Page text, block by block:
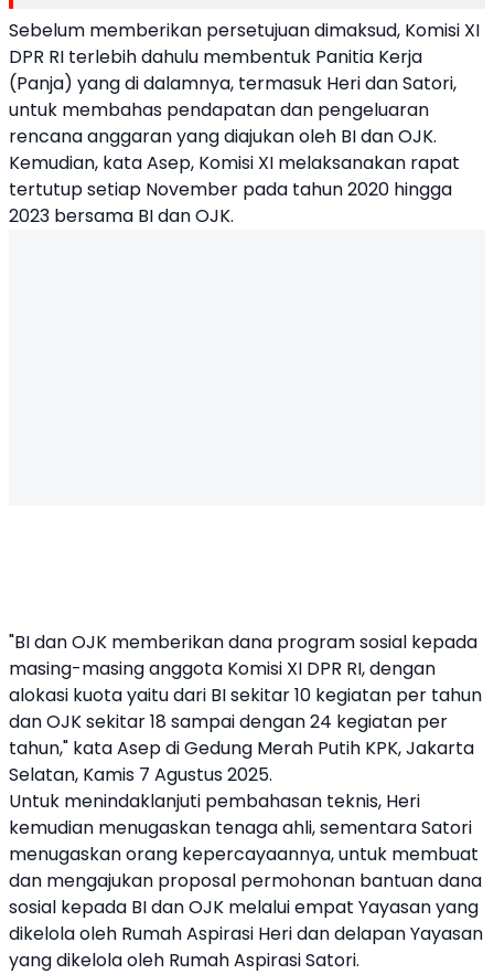
Sebelum memberikan persetujuan dimaksud, Komisi XI
DPR RI terlebih dahulu membentuk Panitia Kerja
(Panja) yang di dalamnya, termasuk Heri dan Satori,
untuk membahas pendapatan dan pengeluaran
rencana anggaran yang diajukan oleh BI dan OJK.
Kemudian, kata Asep, Komisi XI melaksanakan rapat
tertutup setiap November pada tahun 2020 hingga
2023 bersama BI dan OJK.
"BI dan OJK memberikan dana program sosial kepada
masing-masing anggota Komisi XI DPR RI, dengan
alokasi kuota yaitu dari BI sekitar 10 kegiatan per tahun
dan OJK sekitar 18 sampai dengan 24 kegiatan per
tahun," kata Asep di Gedung Merah Putih KPK, Jakarta
Selatan, Kamis 7 Agustus 2025.
Untuk menindaklanjuti pembahasan teknis, Heri
kemudian menugaskan tenaga ahli, sementara Satori
menugaskan orang kepercayaannya, untuk membuat
dan mengajukan proposal permohonan bantuan dana
sosial kepada BI dan OJK melalui empat Yayasan yang
dikelola oleh Rumah Aspirasi Heri dan delapan Yayasan
yang dikelola oleh Rumah Aspirasi Satori.